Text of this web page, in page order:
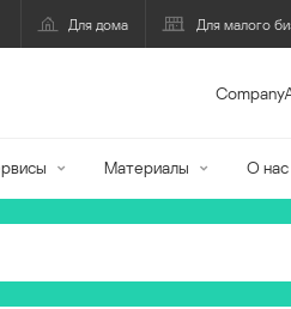
Для дома Для малого
Материалы О нас